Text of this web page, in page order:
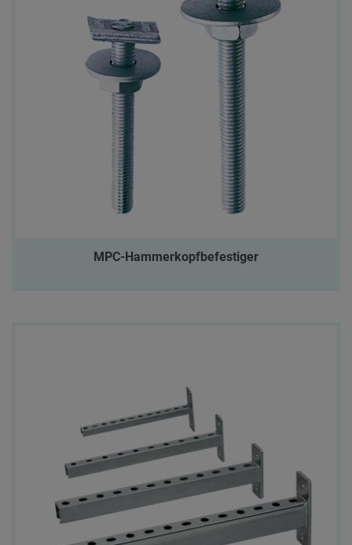
MPC-Hammerkopfbefestiger